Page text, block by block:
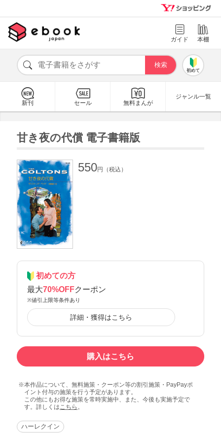
ガイド 本棚
初めて
新刊 セール 無料まんが
ジャンル一覧
甘き夜の代償 電子書籍版
550円（税込）
初めての方
最大70%OFFクーポン
※値引上限等条件あり
詳細・獲得はこちら
購入はこちら
本作品について、無料施策・クーポン等の割引施策・PayPayポ
イント付与の施策を行う予定があります。
この他にもお得な施策を常時実施中、また、今後も実施予定で
す。詳しくはこちら 。
ハーレクイン